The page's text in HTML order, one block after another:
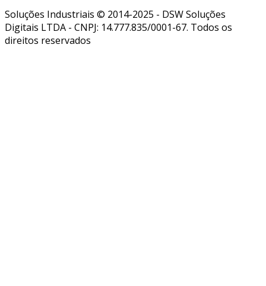
Soluções Industriais © 2014-2025 - DSW Soluções
Digitais LTDA - CNPJ: 14.777.835/0001-67. Todos os
direitos reservados